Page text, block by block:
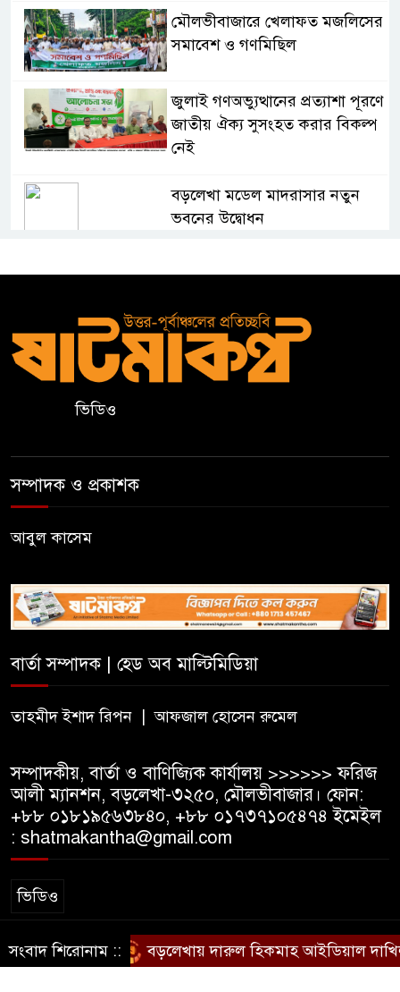
মৌলভীবাজারে খেলাফত মজলিসের
সমাবেশ ও গণমিছিল
জুলাই গণঅভ্যুত্থানের প্রত্যাশা পূরণে
জাতীয় ঐক্য সুসংহত করার বিকল্প
নেই
বড়লেখা মডেল মাদরাসার নতুন
ভবনের উদ্বোধন
শহীদ রুদ্র সেনের নামে স্মারক
কুলাউড়ায় জুলাই গণঅভ্যুত্থান দিবস
উপলক্ষে আলোচনা সভা ও পুরস্কার
স্বদেশ প্রত্যাবর্তনে আব্দুল লতিফকে
ক্রেস্ট,সনদ প্রদান
মাধবকুণ্ডের সৌন্দর্য রক্ষায় কার্যকর
ভিডিও
সম্পাদক ও প্রকাশক
আবুল কাসেম
বার্তা সম্পাদক | হেড অব মাল্টিমিডিয়া
তাহমীদ ইশাদ রিপন | আফজাল হোসেন রুমেল
সম্পাদকীয়, বার্তা ও বাণিজ্যিক কার্যালয় >>>>>> ফরিজ
আলী ম্যানশন, বড়লেখা-৩২৫০, মৌলভীবাজার। ফোন:
+৮৮ ০১৮১৯৫৬৩৮৪০, +৮৮ ০১৭৩৭১০৫৪৭৪ ইমেইল
: shatmakantha@gmail.com
ভিডিও
স্বত্ব © ষাটমা মিডিয়া লিমিটেড
সংবাদ শিরোনাম ::বড়লেখায় দারুল হিকমাহ আইডিয়াল দাখিল